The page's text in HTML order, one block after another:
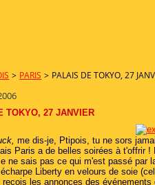
> PARIS > PALAIS DE TOKYO, 27
TOKYO, 27 JANVIER
me dis-je, Ptipois, tu ne sors
Paris a de belles soirées à t'offrir
ne sais pas ce qui m'est passé par
Liberty en velours de soie
les annonces des